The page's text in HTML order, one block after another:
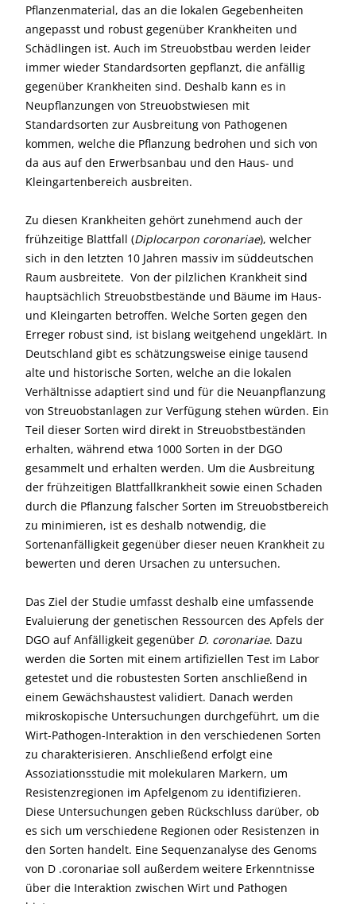
Pflanzenmaterial, das an die lokalen Gegebenheiten
angepasst und robust gegenüber Krankheiten und
Schädlingen ist. Auch im Streuobstbau werden leider
immer wieder Standardsorten gepflanzt, die anfällig
gegenüber Krankheiten sind. Deshalb kann es in
Neupflanzungen von Streuobstwiesen mit
Standardsorten zur Ausbreitung von Pathogenen
kommen, welche die Pflanzung bedrohen und sich von
da aus auf den Erwerbsanbau und den Haus- und
Kleingartenbereich ausbreiten.
Zu diesen Krankheiten gehört zunehmend auch der
frühzeitige Blattfall (Diplocarpon coronariae), welcher
sich in den letzten 10 Jahren massiv im süddeutschen
Raum ausbreitete. Von der pilzlichen Krankheit sind
hauptsächlich Streuobstbestände und Bäume im Haus-
und Kleingarten betroffen. Welche Sorten gegen den
Erreger robust sind, ist bislang weitgehend ungeklärt. In
Deutschland gibt es schätzungsweise einige tausend
alte und historische Sorten, welche an die lokalen
Verhältnisse adaptiert sind und für die Neuanpflanzung
von Streuobstanlagen zur Verfügung stehen würden. Ein
Teil dieser Sorten wird direkt in Streuobstbeständen
erhalten, während etwa 1000 Sorten in der DGO
gesammelt und erhalten werden. Um die Ausbreitung
der frühzeitigen Blattfallkrankheit sowie einen Schaden
durch die Pflanzung falscher Sorten im Streuobstbereich
zu minimieren, ist es deshalb notwendig, die
Sortenanfälligkeit gegenüber dieser neuen Krankheit zu
bewerten und deren Ursachen zu untersuchen.
Das Ziel der Studie umfasst deshalb eine umfassende
Evaluierung der genetischen Ressourcen des Apfels der
DGO auf Anfälligkeit gegenüber D. coronariae. Dazu
werden die Sorten mit einem artifiziellen Test im Labor
getestet und die robustesten Sorten anschließend in
einem Gewächshaustest validiert. Danach werden
mikroskopische Untersuchungen durchgeführt, um die
Wirt-Pathogen-Interaktion in den verschiedenen Sorten
zu charakterisieren. Anschließend erfolgt eine
Assoziationsstudie mit molekularen Markern, um
Resistenzregionen im Apfelgenom zu identifizieren.
Diese Untersuchungen geben Rückschluss darüber, ob
es sich um verschiedene Regionen oder Resistenzen in
den Sorten handelt. Eine Sequenzanalyse des Genoms
von D .coronariae soll außerdem weitere Erkenntnisse
über die Interaktion zwischen Wirt und Pathogen